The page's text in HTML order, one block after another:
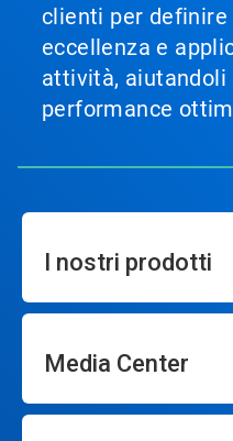
clienti per
eccellenza e
attività, aiutandoli
performance
I nostri prodotti
Media Center